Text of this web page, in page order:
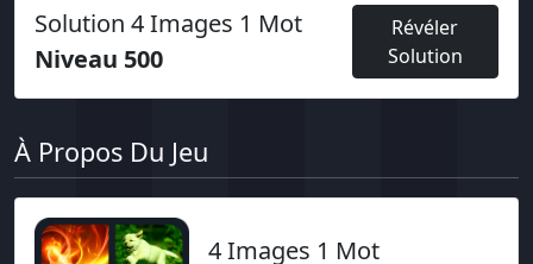
Solution 4 Images 1 Mot
Niveau 500
Révéler
Solution
À Propos Du Jeu
4 Images 1 Mot